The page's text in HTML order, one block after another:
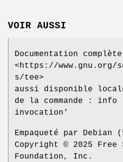
VOIR AUSSI
Documentation
<https://
s/tee>
aussi disponible
de la commande :
invocation'
Empaqueté par Debian
Copyright © 2025 Free
Foundation, Inc.